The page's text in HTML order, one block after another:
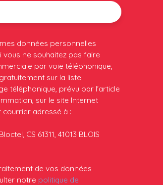
données personnelles
vous ne souhaitez pas faire
par voie téléphonique,
sur la liste
téléphonique, prévu par l'article
sur le site Internet
adressé à :
CS 61311, 41013 BLOIS
de vos données
notre politique de